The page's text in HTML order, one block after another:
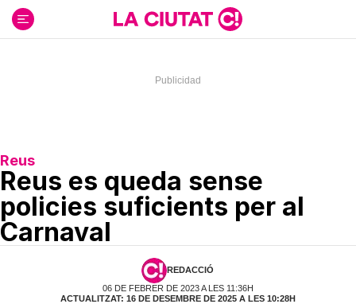
contenido
Reus
Reus es queda sense
policies suficients per al
Carnaval
REDACCIÓ
06 DE FEBRER DE 2023 A LES 11:36H
ACTUALITZAT: 16 DE DESEMBRE DE 2025 A LES 10:28H